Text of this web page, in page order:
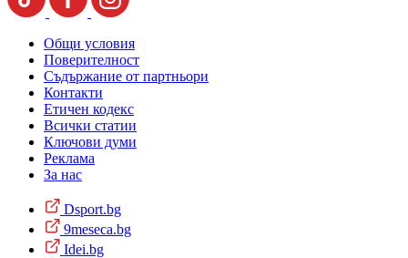
Общи условия
Поверителност
Съдържание от партньори
Контакти
Етичен кодекс
Всички статии
Ключови думи
Реклама
За нас
Dsport.bg
9meseca.bg
Idei.bg